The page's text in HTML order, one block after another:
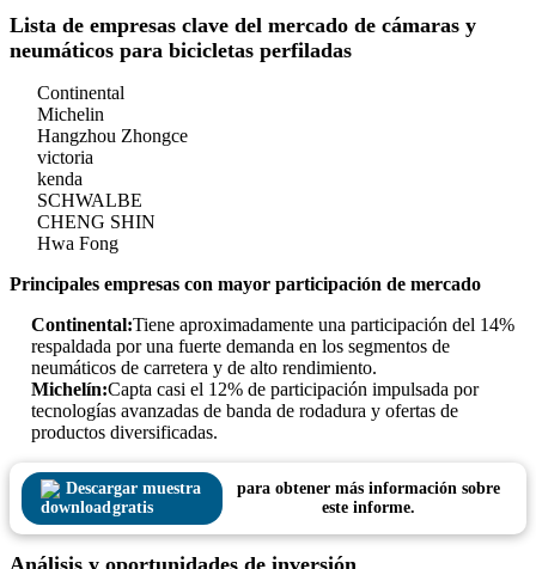
Lista de empresas clave del mercado de cámaras y
neumáticos para bicicletas perfiladas
Continental
Michelin
Hangzhou Zhongce
victoria
kenda
SCHWALBE
CHENG SHIN
Hwa Fong
Principales empresas con mayor participación de mercado
Continental:Tiene aproximadamente una participación del 14%
respaldada por una fuerte demanda en los segmentos de
neumáticos de carretera y de alto rendimiento.
Michelín:Capta casi el 12% de participación impulsada por
tecnologías avanzadas de banda de rodadura y ofertas de
productos diversificadas.
Descargar muestra
gratis
para obtener más información sobre
este informe.